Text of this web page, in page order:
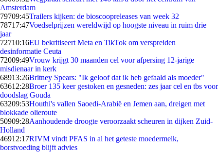
Amsterdam
79709:45Trailers kijken: de bioscoopreleases van week 32
78717:47Voedselprijzen wereldwijd op hoogste niveau in ruim drie
jaar
72710:16EU bekritiseert Meta en TikTok om verspreiden
desinformatie Ceuta
72009:49Vrouw krijgt 30 maanden cel voor afpersing 12-jarige
misdienaar in kerk
68913:26Britney Spears: "Ik geloof dat ik heb gefaald als moeder"
63612:28Broer 135 keer gestoken en gesneden: zes jaar cel en tbs voor
doodslag Gouda
63209:53Houthi's vallen Saoedi-Arabië en Jemen aan, dreigen met
blokkade olieroute
50909:28Aanhoudende droogte veroorzaakt scheuren in dijken Zuid-
Holland
46912:17RIVM vindt PFAS in al het geteste moedermelk,
borstvoeding blijft advies